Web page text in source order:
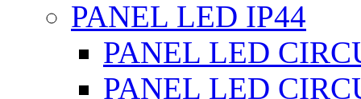
PANEL LED IP44
PANEL LED
PANEL LED